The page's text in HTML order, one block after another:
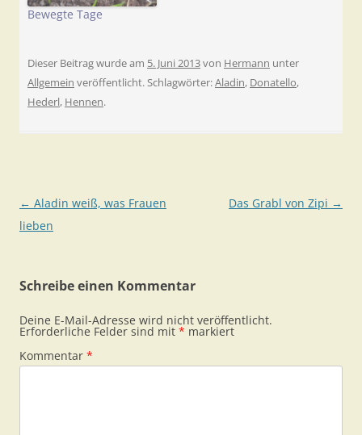
Bewegte Tage
Dieser Beitrag wurde am 5. Juni 2013von Hermann unter
Allgemein veröffentlicht. Schlagwörter:Aladin, Donatello,
Hederl, Hennen.
Beitragsnavigation
← Aladin weiß, was Frauen
lieben
Das Grabl von Zipi →
Schreibe einen Kommentar
Deine E-Mail-Adresse wird nicht veröffentlicht.
Erforderliche Felder sind mit * markiert
Kommentar *